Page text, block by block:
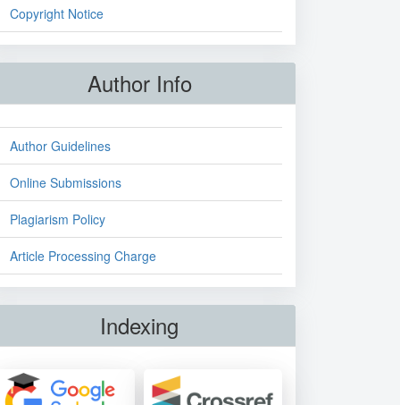
Copyright Notice
Author Info
Author Guidelines
Online Submissions
Plagiarism Policy
Article Processing Charge
Indexing